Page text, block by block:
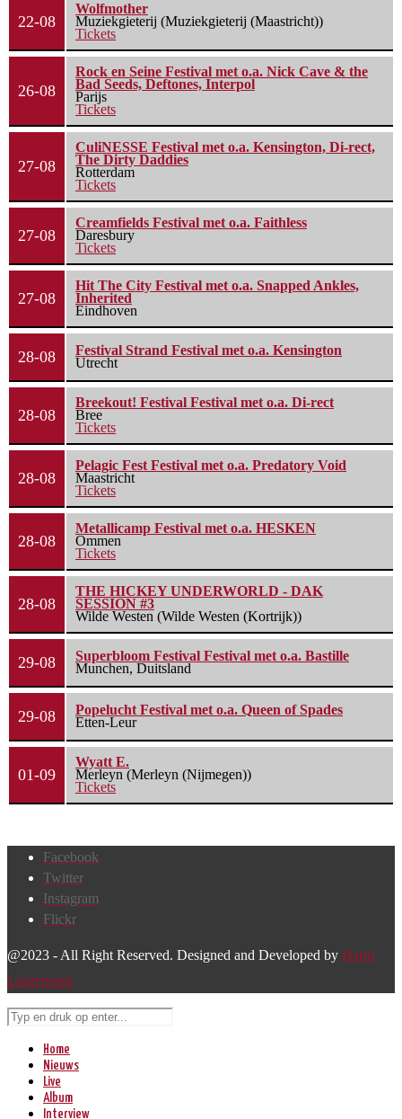
22-08
Wolfmother
Muziekgieterij (Muziekgieterij (Maastricht))
Tickets
26-08
Rock en Seine Festival met o.a. Nick Cave & the
Bad Seeds, Deftones, Interpol
Parijs
Tickets
27-08
CuliNESSE Festival met o.a. Kensington, Di-rect,
The Dirty Daddies
Rotterdam
Tickets
27-08
Creamfields Festival met o.a. Faithless
Daresbury
Tickets
27-08
Hit The City Festival met o.a. Snapped Ankles,
Inherited
Eindhoven
28-08
Festival Strand Festival met o.a. Kensington
Utrecht
28-08
Breekout! Festival Festival met o.a. Di-rect
Bree
Tickets
28-08
Pelagic Fest Festival met o.a. Predatory Void
Maastricht
Tickets
28-08
Metallicamp Festival met o.a. HESKEN
Ommen
Tickets
28-08
THE HICKEY UNDERWORLD - DAK
SESSION #3
Wilde Westen (Wilde Westen (Kortrijk))
29-08
Superbloom Festival Festival met o.a. Bastille
Munchen, Duitsland
29-08
Popelucht Festival met o.a. Queen of Spades
Etten-Leur
01-09
Wyatt E.
Merleyn (Merleyn (Nijmegen))
Tickets
Facebook
Twitter
Instagram
Flickr
@2023 - All Right Reserved. Designed and Developed by Harm
Lourenssen
Home
Nieuws
Live
Album
Interview